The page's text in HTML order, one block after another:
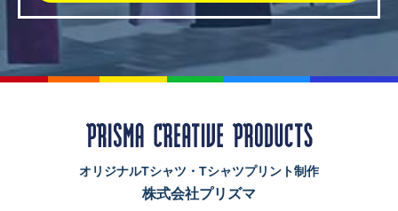
オリジナルTシャツ・Tシャツプリント制作
株式会社プリズマ